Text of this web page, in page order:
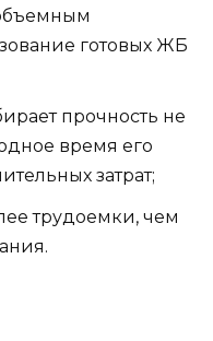
готовых ЖБ
прочность не
время его
затрат;
трудоемки, чем